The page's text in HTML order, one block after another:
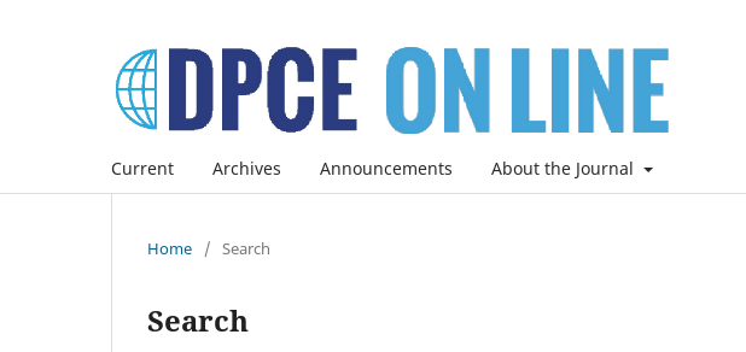
Current Archives Announcements About the Journal
Home / Search
Search